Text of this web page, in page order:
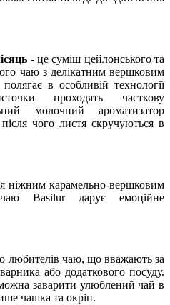
- це суміш цейлонського та
чаю з делікатним вершковим
в особливій технології
проходять часткову
молочний ароматизатор
чого листя скручуються в
ніжним карамельно-вершковим
Basilur дарує емоційне
любителів чаю, що вважають за
або додаткового посуду.
заварити улюблений чай в
чашка та окріп.